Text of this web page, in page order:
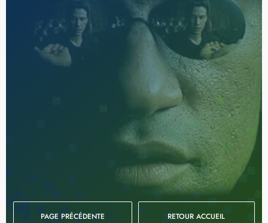
PAGE PRÉCÉDENTE RETOUR ACCUEIL